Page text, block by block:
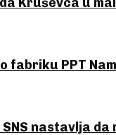
PPT
nastavlja